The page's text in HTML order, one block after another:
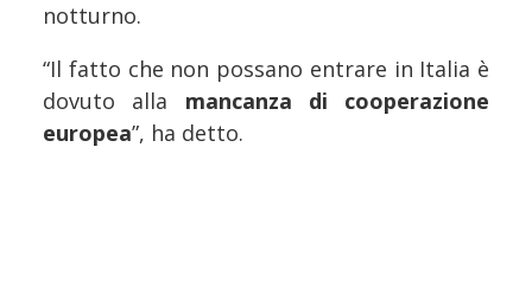
notturno.
“Il fatto che non possano entrare in Italia è
dovuto alla mancanza di cooperazione
europea”, ha detto.